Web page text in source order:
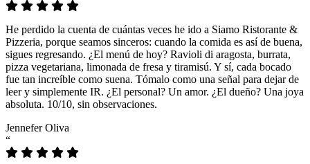
He perdido la cuenta de cuántas veces he ido a Siamo Ristorante &
Pizzeria, porque seamos sinceros: cuando la comida es así de buena,
sigues regresando. ¿El menú de hoy? Ravioli di aragosta, burrata,
pizza vegetariana, limonada de fresa y tiramisú. Y sí, cada bocado
fue tan increíble como suena. Tómalo como una señal para dejar de
leer y simplemente IR. ¿El personal? Un amor. ¿El dueño? Una joya
absoluta. 10/10, sin observaciones.
Jennefer Oliva
“